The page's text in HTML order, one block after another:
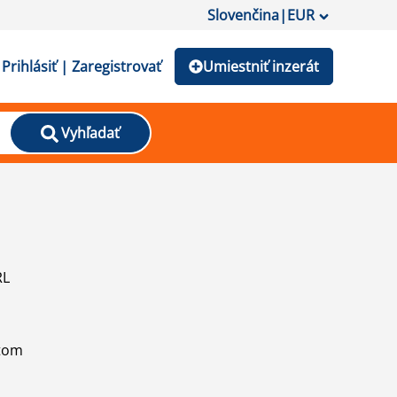
Slovenčina|EUR
Prihlásiť | Zaregistrovať Umiestniť inzerát
Vyhľadať